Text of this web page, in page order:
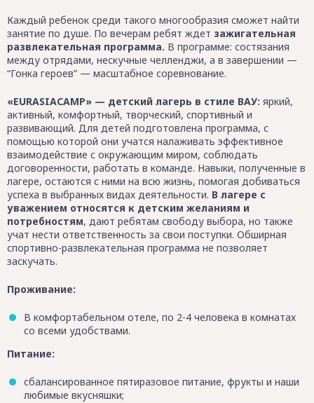
Каждый ребенок среди такого многообразия сможет найти
занятие по душе. По вечерам ребят ждет зажигательная
развлекательная программа. В программе: состязания
между отрядами, нескучные челленджи, а в завершении —
“Гонка героев” — масштабное соревнование.
«EURASIACAMP» — детский лагерь в стиле ВАУ: яркий,
активный, комфортный, творческий, спортивный и
развивающий. Для детей подготовлена программа, с
помощью которой они учатся налаживать эффективное
взаимодействие с окружающим миром, соблюдать
договоренности, работать в команде. Навыки, полученные в
лагере, остаются с ними на всю жизнь, помогая добиваться
успеха в выбранных видах деятельности. В лагере с
уважением относятся к детским желаниям и
потребностям, дают ребятам свободу выбора, но также
учат нести ответственность за свои поступки. Обширная
спортивно-развлекательная программа не позволяет
заскучать.
Проживание:
В комфортабельном отеле, по 2-4 человека в комнатах
со всеми удобствами.
Питание:
сбалансированное пятиразовое питание, фрукты и наши
любимые вкусняшки;